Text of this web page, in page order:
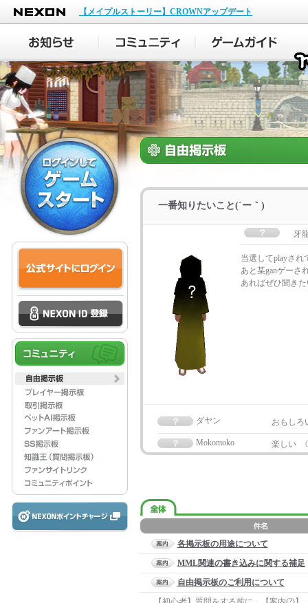
NEXON
【メイプルストーリー】CROWNアップデート
一番知りたいこと(´ー｀)
牙
当選してplayされ
あと某ganゲーさ
あればぜひ聞き
ダヤン おもしろ
Mokomoko 楽しい
各掲示板の用途について
MML関連の書き込みに関する補足
自由掲示板のご利用について